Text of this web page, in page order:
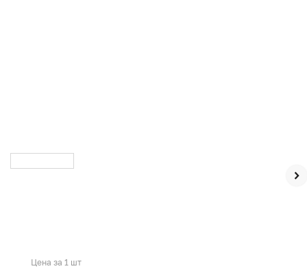
Цена за 1 шт